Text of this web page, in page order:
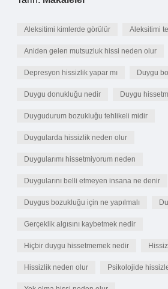
Aleksitimi kimlerde görülür Aleksitimi
Aniden gelen mutsuzluk hissi neden olur
Depresyon hissizlik yapar mı Duygu
Duygu donukluğu nedir Duygu
Duygudurum bozukluğu tehlikeli midir
Duygularda hissizlik neden olur
Duygularımı hissetmiyorum neden
Duygularını belli etmeyen insana ne denir
Duygus bozukluğu için ne yapılmalı
Gerçeklik algısını kaybetmek nedir
Hiçbir duygu hissetmemek nedir
Hissizlik neden olur Psikolojide